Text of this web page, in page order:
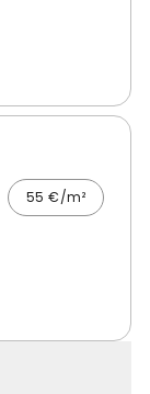
55 €/m²